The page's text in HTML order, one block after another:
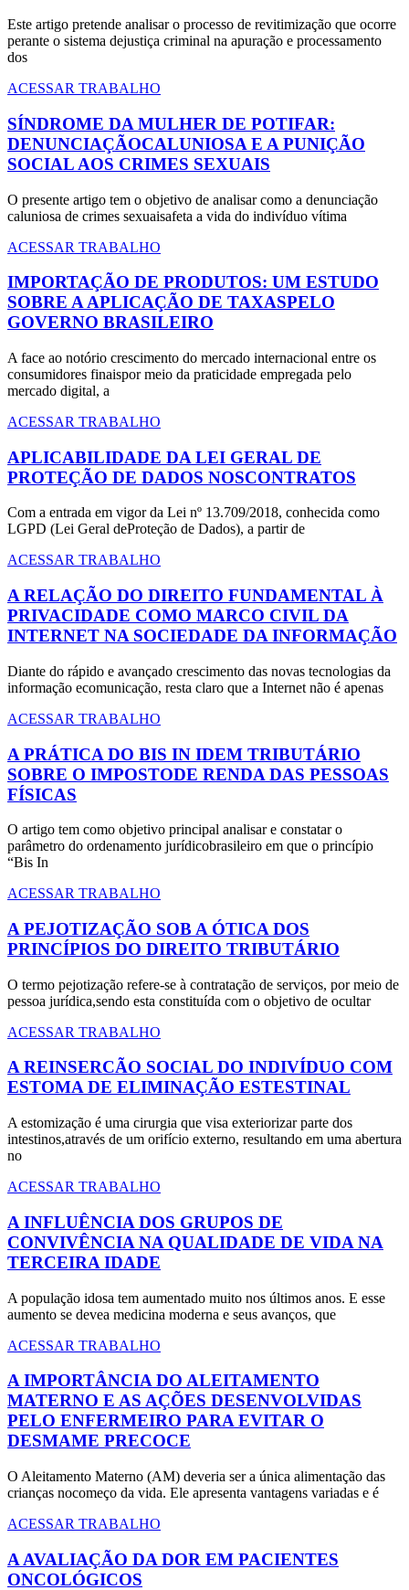
Este artigo pretende analisar o processo de revitimização que ocorre
perante o sistema dejustiça criminal na apuração e processamento
dos
ACESSAR TRABALHO
SÍNDROME DA MULHER DE POTIFAR:
DENUNCIAÇÃOCALUNIOSA E A PUNIÇÃO
SOCIAL AOS CRIMES SEXUAIS
O presente artigo tem o objetivo de analisar como a denunciação
caluniosa de crimes sexuaisafeta a vida do indivíduo vítima
ACESSAR TRABALHO
IMPORTAÇÃO DE PRODUTOS: UM ESTUDO
SOBRE A APLICAÇÃO DE TAXASPELO
GOVERNO BRASILEIRO
A face ao notório crescimento do mercado internacional entre os
consumidores finaispor meio da praticidade empregada pelo
mercado digital, a
ACESSAR TRABALHO
APLICABILIDADE DA LEI GERAL DE
PROTEÇÃO DE DADOS NOSCONTRATOS
Com a entrada em vigor da Lei nº 13.709/2018, conhecida como
LGPD (Lei Geral deProteção de Dados), a partir de
ACESSAR TRABALHO
A RELAÇÃO DO DIREITO FUNDAMENTAL À
PRIVACIDADE COMO MARCO CIVIL DA
INTERNET NA SOCIEDADE DA INFORMAÇÃO
Diante do rápido e avançado crescimento das novas tecnologias da
informação ecomunicação, resta claro que a Internet não é apenas
ACESSAR TRABALHO
A PRÁTICA DO BIS IN IDEM TRIBUTÁRIO
SOBRE O IMPOSTODE RENDA DAS PESSOAS
FÍSICAS
O artigo tem como objetivo principal analisar e constatar o
parâmetro do ordenamento jurídicobrasileiro em que o princípio
“Bis In
ACESSAR TRABALHO
A PEJOTIZAÇÃO SOB A ÓTICA DOS
PRINCÍPIOS DO DIREITO TRIBUTÁRIO
O termo pejotização refere-se à contratação de serviços, por meio de
pessoa jurídica,sendo esta constituída com o objetivo de ocultar
ACESSAR TRABALHO
A REINSERCÃO SOCIAL DO INDIVÍDUO COM
ESTOMA DE ELIMINAÇÃO ESTESTINAL
A estomização é uma cirurgia que visa exteriorizar parte dos
intestinos,através de um orifício externo, resultando em uma abertura
no
ACESSAR TRABALHO
A INFLUÊNCIA DOS GRUPOS DE
CONVIVÊNCIA NA QUALIDADE DE VIDA NA
TERCEIRA IDADE
A população idosa tem aumentado muito nos últimos anos. E esse
aumento se devea medicina moderna e seus avanços, que
ACESSAR TRABALHO
A IMPORTÂNCIA DO ALEITAMENTO
MATERNO E AS AÇÕES DESENVOLVIDAS
PELO ENFERMEIRO PARA EVITAR O
DESMAME PRECOCE
O Aleitamento Materno (AM) deveria ser a única alimentação das
crianças nocomeço da vida. Ele apresenta vantagens variadas e é
ACESSAR TRABALHO
A AVALIAÇÃO DA DOR EM PACIENTES
ONCOLÓGICOS